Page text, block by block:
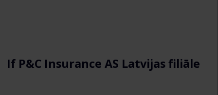
If P&C Insurance AS Latvijas filiāle